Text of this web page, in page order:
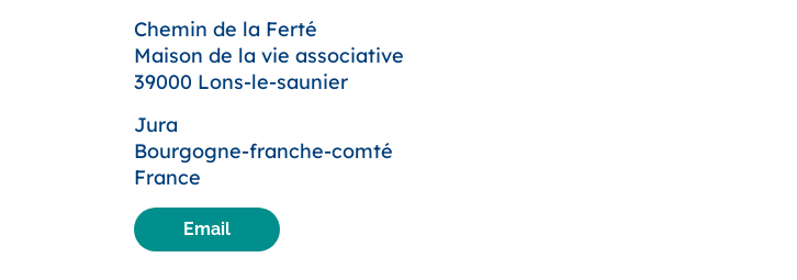
Chemin de la Ferté
Maison de la vie associative
39000 Lons-le-saunier
Jura
Bourgogne-franche-comté
France
Email